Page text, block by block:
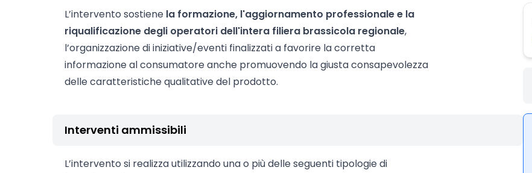
L’intervento sostiene la formazione, l'aggiornamento professionale e la
riqualificazione degli operatori dell'intera filiera brassicola regionale,
l’organizzazione di iniziative/eventi finalizzati a favorire la corretta
informazione al consumatore anche promuovendo la giusta consapevolezza
delle caratteristiche qualitative del prodotto.
Interventi ammissibili
L’intervento si realizza utilizzando una o più delle seguenti tipologie di